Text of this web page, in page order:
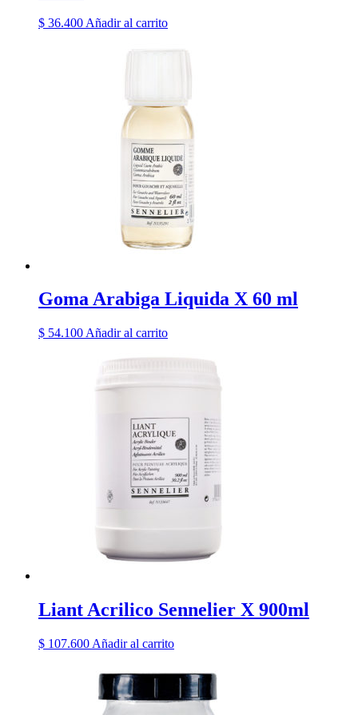
$ 36.400 Añadir al carrito
Goma Arabiga Liquida X 60 ml
$ 54.100 Añadir al carrito
Liant Acrilico Sennelier X 900ml
$ 107.600 Añadir al carrito